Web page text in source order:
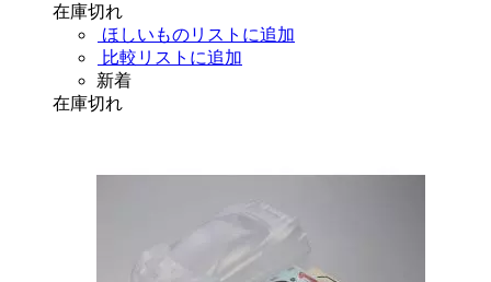
在庫切れ
ほしいものリストに追加
比較リストに追加
新着
在庫切れ